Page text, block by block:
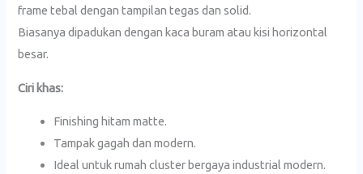
frame tebal dengan tampilan tegas dan solid.
Biasanya dipadukan dengan kaca buram atau kisi horizontal
besar.
Ciri khas:
Finishing hitam matte.
Tampak gagah dan modern.
Ideal untuk rumah cluster bergaya industrial modern.